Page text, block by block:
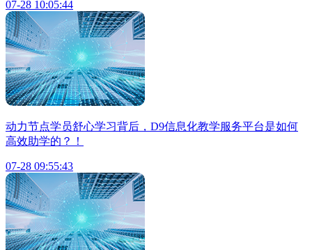
07-28 10:05:44
动力节点学员舒心学习背后，D9信息化教学服务平台是如何
高效助学的？！
07-28 09:55:43